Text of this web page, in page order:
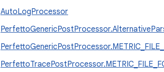
AutoLogProcessor